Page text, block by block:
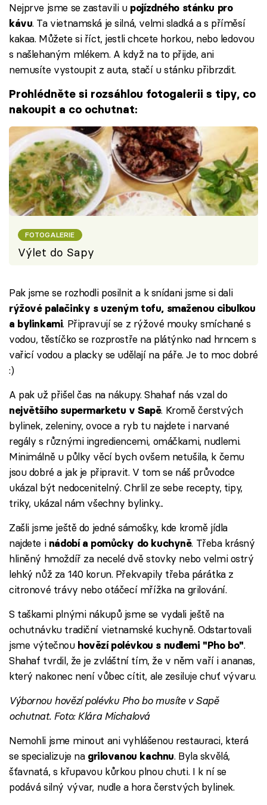
Nejprve jsme se zastavili u pojízdného stánku pro
kávu. Ta vietnamská je silná, velmi sladká a s příměsí
kakaa. Můžete si říct, jestli chcete horkou, nebo ledovou
s našlehaným mlékem. A když na to přijde, ani
nemusíte vystoupit z auta, stačí u stánku přibrzdit.
Prohlédněte si rozsáhlou fotogalerii s tipy, co
nakoupit a co ochutnat:
FOTOGALERIE
Výlet do Sapy
Pak jsme se rozhodli posilnit a k snídani jsme si dali
rýžové palačinky s uzeným tofu, smaženou cibulkou
a bylinkami. Připravují se z rýžové mouky smíchané s
vodou, těstíčko se rozprostře na plátýnko nad hrncem s
vařicí vodou a placky se udělají na páře. Je to moc dobré
:)
A pak už přišel čas na nákupy. Shahaf nás vzal do
největšího supermarketu v Sapě. Kromě čerstvých
bylinek, zeleniny, ovoce a ryb tu najdete i narvané
regály s různými ingrediencemi, omáčkami, nudlemi.
Minimálně u půlky věcí bych ovšem netušila, k čemu
jsou dobré a jak je připravit. V tom se náš průvodce
ukázal být nedocenitelný. Chrlil ze sebe recepty, tipy,
triky, ukázal nám všechny bylinky...
Zašli jsme ještě do jedné sámošky, kde kromě jídla
najdete i nádobí a pomůcky do kuchyně. Třeba krásný
hliněný hmoždíř za necelé dvě stovky nebo velmi ostrý
lehký nůž za 140 korun. Překvapily třeba párátka z
citronové trávy nebo otáčecí mřížka na grilování.
S taškami plnými nákupů jsme se vydali ještě na
ochutnávku tradiční vietnamské kuchyně. Odstartovali
jsme výtečnou hovězí polévkou s nudlemi "Pho bo".
Shahaf tvrdil, že je zvláštní tím, že v něm vaří i ananas,
který nakonec není vůbec cítit, ale zesiluje chuť vývaru.
Výbornou hovězí polévku Pho bo musíte v Sapě
ochutnat. Foto: Klára Michalová
Nemohli jsme minout ani vyhlášenou restauraci, která
se specializuje na grilovanou kachnu. Byla skvělá,
šťavnatá, s křupavou kůrkou plnou chuti. I k ní se
podává silný vývar, nudle a hora čerstvých bylinek.